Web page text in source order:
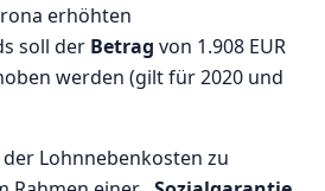
erhöhten
soll der Betrag von 1.908 EUR
werden (gilt für 2020 und
Lohnnebenkosten zu